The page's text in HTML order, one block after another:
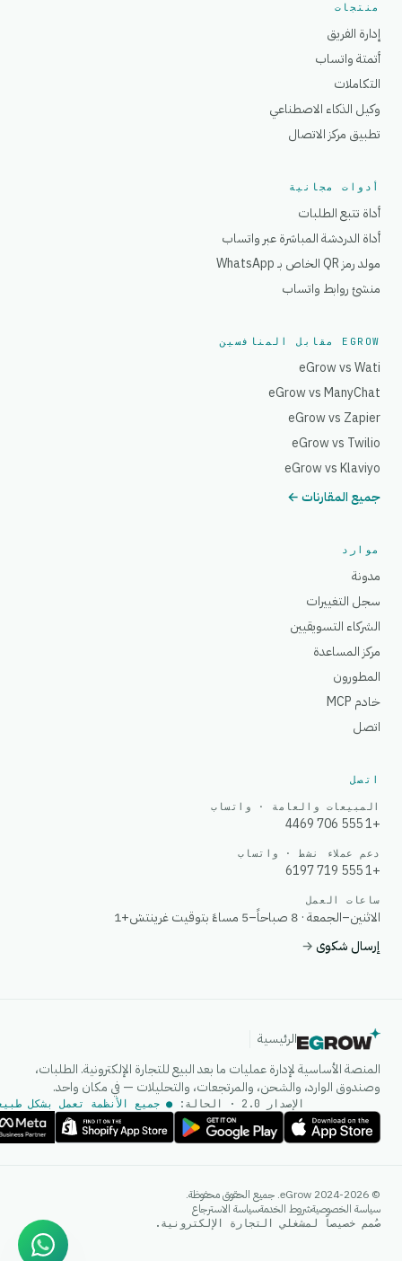
منتجات
إدارة الفريق
أتمتة واتساب
التكاملات
وكيل الذكاء الاصطناعي
تطبيق مركز الاتصال
أدوات مجانية
أداة تتبع الطلبات
أداة الدردشة المباشرة عبر واتساب
مولد رمز QR الخاص بـ WhatsApp
منشئ روابط واتساب
EGROW مقابل المنافسين
eGrow vs Wati
eGrow vs ManyChat
eGrow vs Zapier
eGrow vs Twilio
eGrow vs Klaviyo
جميع المقارنات ←
موارد
مدونة
سجل التغييرات
الشركاء التسويقيين
مركز المساعدة
المطورون
خادم MCP
اتصل
اتصل
المبيعات والعامة · واتساب
+1 555 706 4469
دعم عملاء نشط · واتساب
+1 555 719 6197
ساعات العمل
الاثنين–الجمعة · 8 صباحاً–5 مساءً بتوقيت غرينتش+1
إرسال شكوى→
الرئيسية
المنصة الأساسية لإدارة عمليات ما بعد البيع للتجارة الإلكترونية. الطلبات،
وصندوق الوارد، والشحن، والمرتجعات، والتحليلات — في مكان واحد.
الإصدار 2.0 · الحالة: ● جميع الأنظمة تعمل بشكل
© 2024-2026 eGrow. جميع الحقوق محفوظة.
سياسة الخصوصيةشروط الخدمةسياسة الاسترجاع
صُمم خصيصاً لمشغلي التجارة الإلكترونية.
إجابات فورية على واتساب